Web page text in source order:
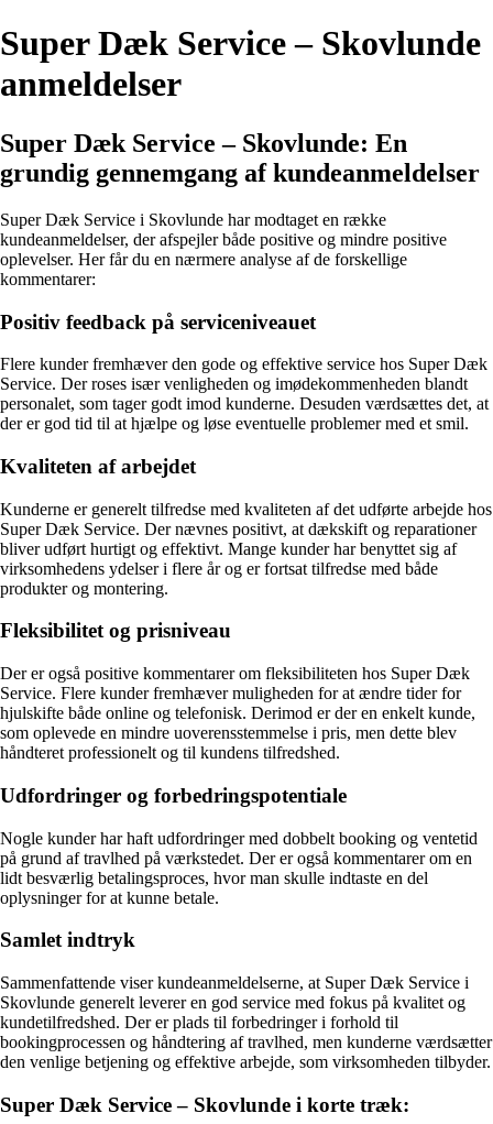
Super Dæk Service – Skovlunde
anmeldelser
Super Dæk Service – Skovlunde: En
grundig gennemgang af kundeanmeldelser
Super Dæk Service i Skovlunde har modtaget en række
kundeanmeldelser, der afspejler både positive og mindre positive
oplevelser. Her får du en nærmere analyse af de forskellige
kommentarer:
Positiv feedback på serviceniveauet
Flere kunder fremhæver den gode og effektive service hos Super Dæk
Service. Der roses især venligheden og imødekommenheden blandt
personalet, som tager godt imod kunderne. Desuden værdsættes det, at
der er god tid til at hjælpe og løse eventuelle problemer med et smil.
Kvaliteten af arbejdet
Kunderne er generelt tilfredse med kvaliteten af det udførte arbejde hos
Super Dæk Service. Der nævnes positivt, at dækskift og reparationer
bliver udført hurtigt og effektivt. Mange kunder har benyttet sig af
virksomhedens ydelser i flere år og er fortsat tilfredse med både
produkter og montering.
Fleksibilitet og prisniveau
Der er også positive kommentarer om fleksibiliteten hos Super Dæk
Service. Flere kunder fremhæver muligheden for at ændre tider for
hjulskifte både online og telefonisk. Derimod er der en enkelt kunde,
som oplevede en mindre uoverensstemmelse i pris, men dette blev
håndteret professionelt og til kundens tilfredshed.
Udfordringer og forbedringspotentiale
Nogle kunder har haft udfordringer med dobbelt booking og ventetid
på grund af travlhed på værkstedet. Der er også kommentarer om en
lidt besværlig betalingsproces, hvor man skulle indtaste en del
oplysninger for at kunne betale.
Samlet indtryk
Sammenfattende viser kundeanmeldelserne, at Super Dæk Service i
Skovlunde generelt leverer en god service med fokus på kvalitet og
kundetilfredshed. Der er plads til forbedringer i forhold til
bookingprocessen og håndtering af travlhed, men kunderne værdsætter
den venlige betjening og effektive arbejde, som virksomheden tilbyder.
Super Dæk Service – Skovlunde i korte træk: